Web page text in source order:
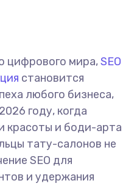
цифрового мира,SEO
становится
любого бизнеса,
году, когда
красоты и боди-арта
тату-салонов не
SEO для
и удержания